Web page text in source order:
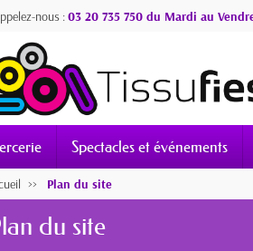
nous :03 20 735 750 du Mardi au
Spectacles et événements
Plan du site
du site